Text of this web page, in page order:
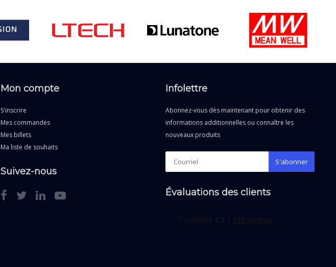
Mon compte
S'inscrire
Mes commandes
Mes billets
Ma liste de souhaits
Suivez-nous
Infolettre
Abonnez-vous dès maintenant pour obtenir des
informations additionnelles ou connaître les
nouveaux produits
S'abonner
Évaluations des clients